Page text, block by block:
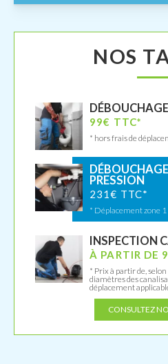
NOS
99€ TTC*
* hors frais de
PRESSION
231€ TTC*
* Déplacement zone
INSPECTION
À PARTIR DE
* Prix à partir de,
diamètres des
déplacement
CONSULTEZ